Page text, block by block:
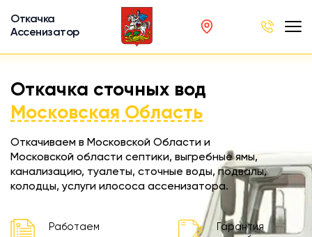
Откачка
Ассенизатор
Откачка сточных вод
Московская Область
Откачиваем в Московской Области и
Московской области септики, выгребные ямы,
канализацию, туалеты, сточные воды, подвалы,
колодцы, услуги илососа ассенизатора.
Работаем
Гарантия